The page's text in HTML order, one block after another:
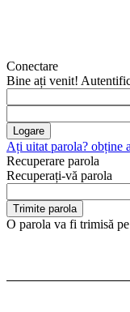
Conectare
Bine ați venit!
Ați uitat parola? obține
Recuperare parola
Recuperați-vă parola
O parola va fi trimisă